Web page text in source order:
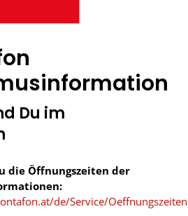
Du im
die Öffnungszeiten der
de/Service/Oeffnungszeiten